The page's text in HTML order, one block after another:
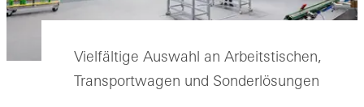
Vielfältige Auswahl an Arbeitstischen,
Transportwagen und Sonderlösungen